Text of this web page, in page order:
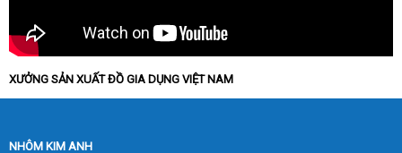
XƯỞNG SẢN XUẤT ĐỒ GIA DỤNG VIỆT NAM
NHÔM KIM ANH